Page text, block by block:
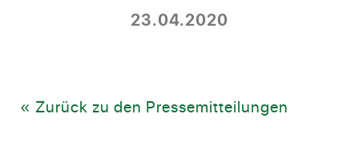
23.04.2020
« Zurück zu den Pressemitteilungen